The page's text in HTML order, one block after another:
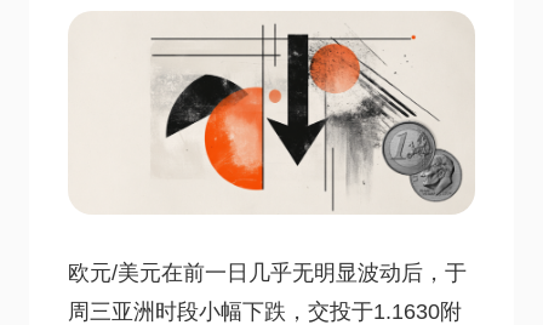
欧元/美元在前一日几乎无明显波动后，于
周三亚洲时段小幅下跌，交投于1.1630附